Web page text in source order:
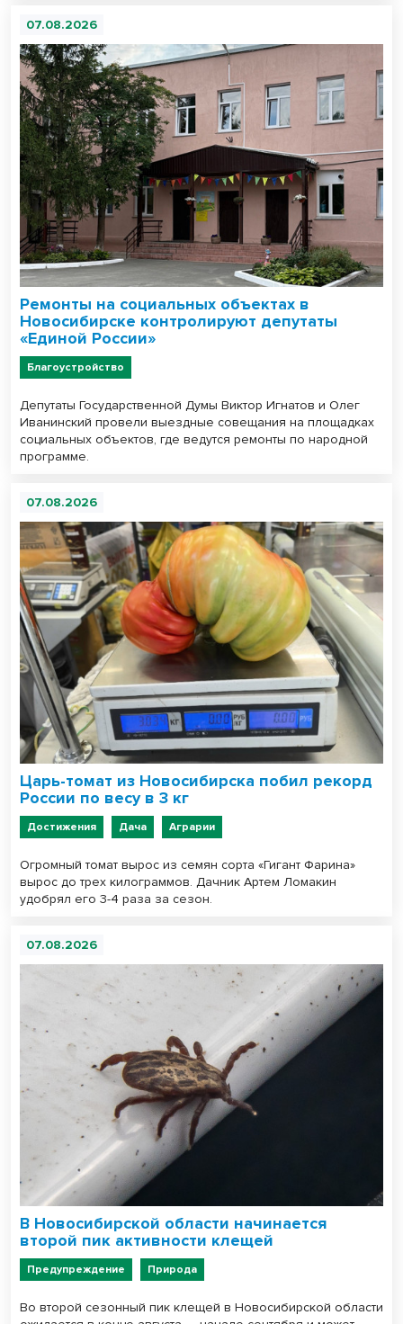
07.08.2026
Ремонты на социальных объектах в
Новосибирске контролируют депутаты
«Единой России»
Благоустройство
Депутаты Государственной Думы Виктор Игнатов и Олег
Иванинский провели выездные совещания на площадках
социальных объектов, где ведутся ремонты по народной
программе.
07.08.2026
Царь-томат из Новосибирска побил рекорд
России по весу в 3 кг
Достижения Дача Аграрии
Огромный томат вырос из семян сорта «Гигант Фарина»
вырос до трех килограммов. Дачник Артем Ломакин
удобрял его 3-4 раза за сезон.
07.08.2026
В Новосибирской области начинается
второй пик активности клещей
Предупреждение Природа
Во второй сезонный пик клещей в Новосибирской области